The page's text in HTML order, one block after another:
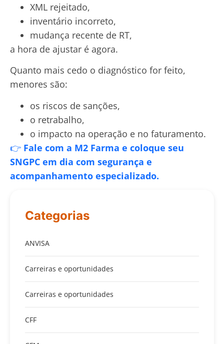
XML rejeitado,
inventário incorreto,
mudança recente de RT,
a hora de ajustar é agora.
Quanto mais cedo o diagnóstico for feito,
menores são:
os riscos de sanções,
o retrabalho,
o impacto na operação e no faturamento.
👉 Fale com a M2 Farma e coloque seu
SNGPC em dia com segurança e
acompanhamento especializado.
Categorias
ANVISA
Carreiras e oportunidades
Carreiras e oportunidades
CFF